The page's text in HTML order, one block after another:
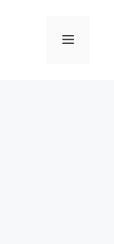
Menu